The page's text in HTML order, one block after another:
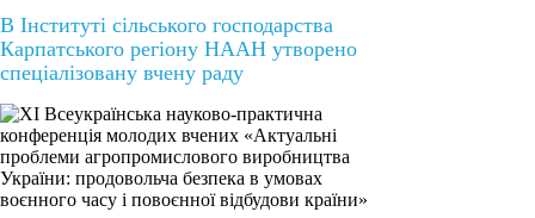
В Інституті сільського господарства
Карпатського регіону НААН утворено
спеціалізовану вчену раду